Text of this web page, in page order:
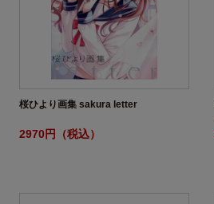
桜ひより画集 sakura letter
2970円（税込）